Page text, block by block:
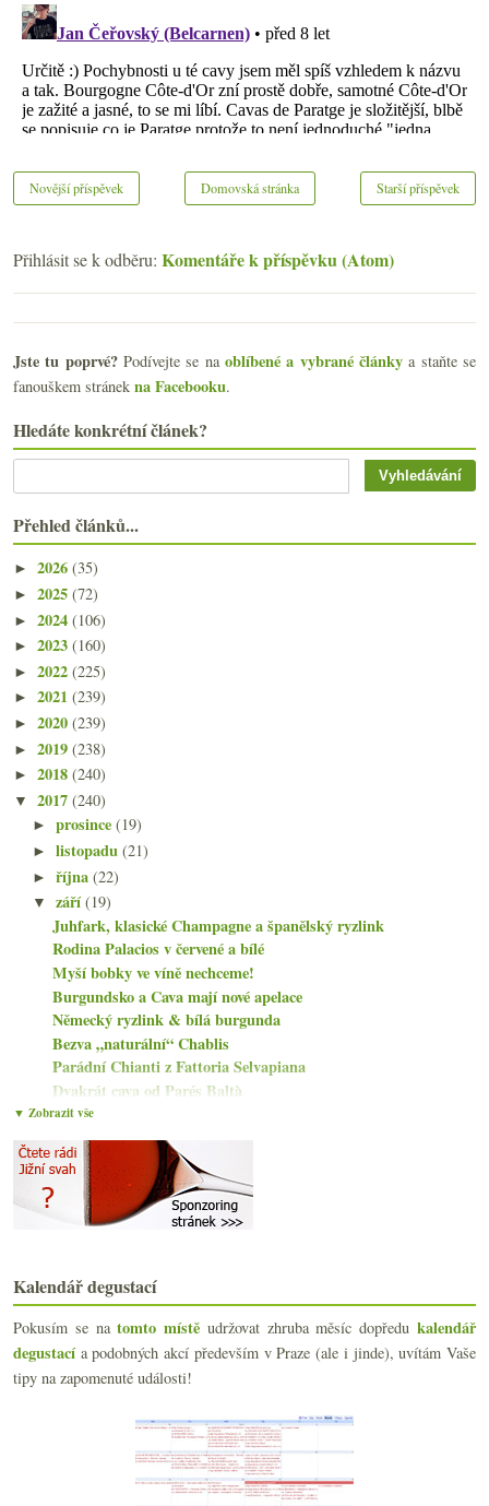
Novější příspěvek Starší příspěvek
Domovská stránka
Přihlásit se k odběru: Komentáře k příspěvku (Atom)
Jste tu poprvé?Podívejte se naoblíbené a vybrané články a staňte se
fanouškem stránek na Facebooku.
Hledáte konkrétní článek?
Přehled článků...
► 2026 (35)
► 2025 (72)
► 2024 (106)
► 2023 (160)
► 2022 (225)
► 2021 (239)
► 2020 (239)
► 2019 (238)
► 2018 (240)
▼ 2017 (240)
►prosince(19)
►listopadu(21)
►října(22)
▼září(19)
Juhfark, klasické Champagne a španělský ryzlink
Rodina Palacios v červené a bílé
Myší bobky ve víně nechceme!
Burgundsko a Cava mají nové apelace
Německý ryzlink & bílá burgunda
Bezva „naturální“ Chablis
Parádní Chianti z Fattoria Selvapiana
Dvakrát cava od Parés Baltà
Legenda Palo Cortado s lahví Bodegas Tradición
Čínské elitní červené, Víno nás spojuje, NSA, mlad...
Degustace Gourmet Clubu ve ŠMIKu
Dvakrát cava od Llopart
Výtečná Ultreia Saint Jacques
Ota Ševčík 2016
Oslava s Gosset Grand Millésime 2004
Vinařské statistiky, ošklivé viněty, +14 MW, malé ...
Třikrát biodynamický crémant od Zusslina
Etna Roso, ikona z Chile a levná Garnacha
►srpna(23)
▼ Zobrazit vše
Kalendář degustací
Pokusím se natomto místě udržovat zhruba měsíc dopředukalendář
degustacía podobných akcí především v Praze (ale i jinde), uvítám Vaše
tipy na zapomenuté události!